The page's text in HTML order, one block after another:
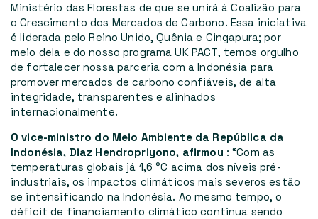
Ministério das Florestas de que se unirá à Coalizão para
o Crescimento dos Mercados de Carbono. Essa iniciativa
é liderada pelo Reino Unido, Quênia e Cingapura; por
meio dela e do nosso programa UK PACT, temos orgulho
de fortalecer nossa parceria com a Indonésia para
promover mercados de carbono confiáveis, de alta
integridade, transparentes e alinhados
internacionalmente.
O vice-ministro do Meio Ambiente da República da
Indonésia, Diaz Hendropriyono, afirmou :“Com as
temperaturas globais já 1,6 °C acima dos níveis pré-
industriais, os impactos climáticos mais severos estão
se intensificando na Indonésia. Ao mesmo tempo, o
déficit de financiamento climático continua sendo